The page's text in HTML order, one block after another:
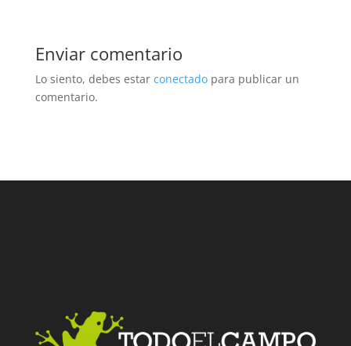
Enviar comentario
Lo siento, debes estar conectadopara publicar un
comentario.